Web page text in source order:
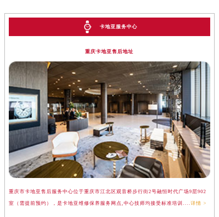
卡地亚服务中心
重庆卡地亚售后地址
重庆市卡地亚售后服务中心位于重庆市江北区观音桥步行街2号融恒时代广场9层902
室（需提前预约），是卡地亚维修保养服务网点,中心技师均接受标准培训.... 详情 >